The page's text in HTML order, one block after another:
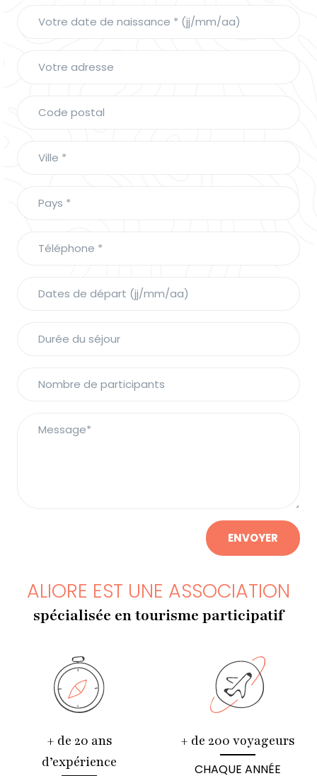
ENVOYER
ALIORE EST UNE ASSOCIATION
spécialisée en tourisme participatif
+ de 20 ans
d’expérience
+ de 200 voyageurs
CHAQUE ANNÉE